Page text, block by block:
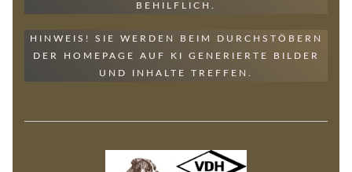
BEHILFLICH.
HINWEIS! SIE WERDEN BEIM DURCHSTÖBERN
DER HOMEPAGE AUF KI GENERIERTE BILDER
UND INHALTE TREFFEN.